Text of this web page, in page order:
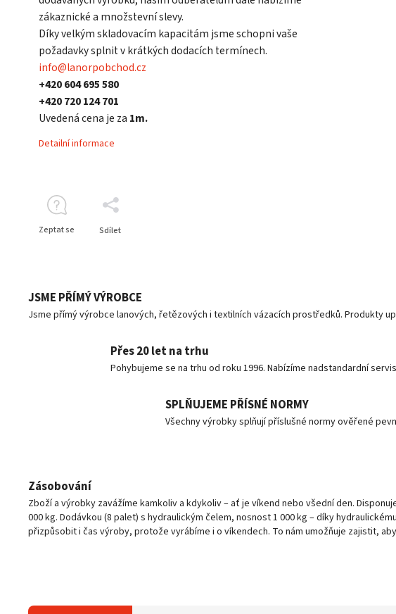
zákaznické a množstevní slevy.
Díky velkým skladovacím kapacitám jsme schopni vaše
požadavky splnit v krátkých dodacích termínech.
info@lanorpobchod.cz
+420 604 695 580
+420 720 124 701
Uvedená cena je za 1m.
Detailní informace
Zeptat se Sdílet
JSME PŘÍMÝ VÝROBCE
Jsme přímý výrobce lanových, řetězových i textilních vázacích prostředků. Produkty
Přes 20 let na trhu
Pohybujeme se na trhu od roku 1996. Nabízíme nadstandardní
SPLŇUJEME PŘÍSNÉ NORMY
Všechny výrobky splňují příslušné normy ověřené
Zásobování
Zboží a výrobky zavážíme kamkoliv a kdykoliv – ať je víkend nebo všední den.
000 kg. Dodávkou (8 palet) s hydraulickým čelem, nosnost 1 000 kg – díky
přizpůsobit i čas výroby, protože vyrábíme i o víkendech. To nám umožňuje zajistit,